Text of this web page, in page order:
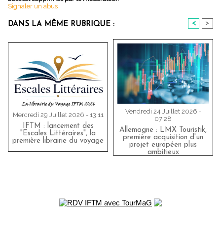
Signaler un abus
DANS LA MÊME RUBRIQUE : < >
Mercredi 29 Juillet 2026 - 13:11
IFTM : lancement des
"Escales Littéraires", la
première librairie du voyage
Vendredi 24 Juillet 2026 -
07:28
Allemagne : LMX Touristik,
première acquisition d'un
projet européen plus
ambitieux